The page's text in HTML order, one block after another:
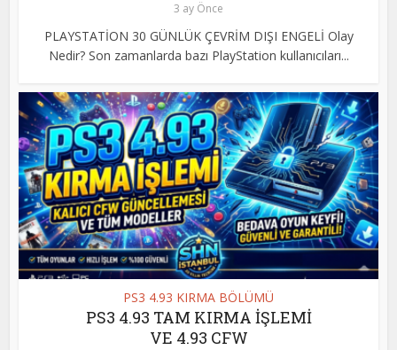
3 ay Önce
PLAYSTATİON 30 GÜNLÜK ÇEVRİM DIŞI ENGELİ Olay
Nedir? Son zamanlarda bazı PlayStation kullanıcıları...
PS3 4.93 KIRMA BÖLÜMÜ
PS3 4.93 TAM KIRMA İŞLEMİ
VE 4.93 CFW